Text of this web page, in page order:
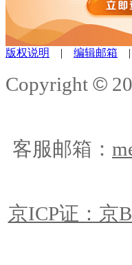
版权说明 | 编辑邮箱
Copyright ©
客服邮箱：
京ICP证：京